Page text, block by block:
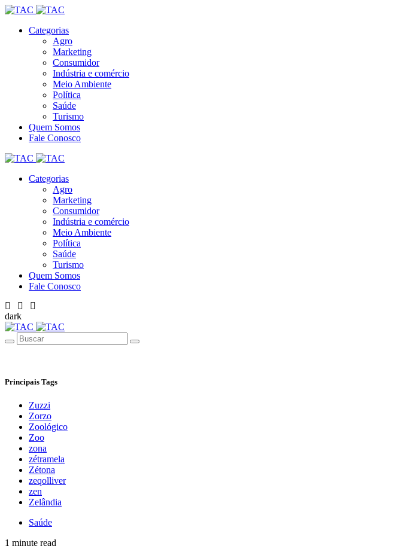
Categorias
Agro
Marketing
Consumidor
Indústria e comércio
Meio Ambiente
Política
Saúde
Turismo
Quem Somos
Fale Conosco
Categorias
Agro
Marketing
Consumidor
Indústria e comércio
Meio Ambiente
Política
Saúde
Turismo
Quem Somos
Fale Conosco
dark
Principais Tags
Zuzzi
Zorzo
Zoológico
Zoo
zona
zétramela
Zétona
zeqolliver
zen
Zelândia
Saúde
1 minute read